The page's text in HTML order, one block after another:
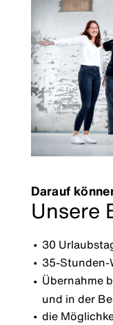
Darauf
Unsere
30
35-Stunden-
Übernahme
und in der
die